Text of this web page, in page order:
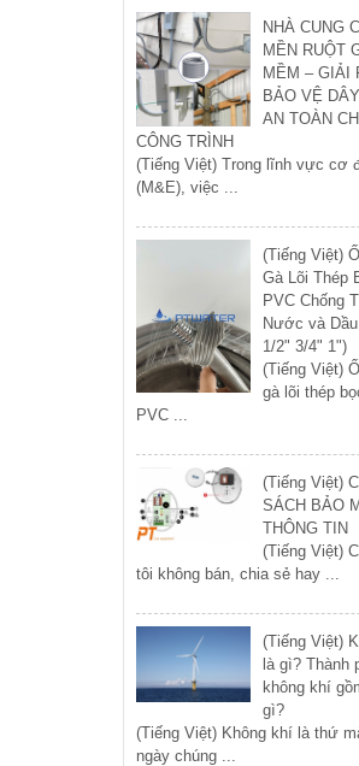
NHÀ CUNG
MỀN RUỘT
MỀM – GIẢI
BẢO VỆ
AN TOÀN
CÔNG TRÌNH
(Tiếng Việt) Trong lĩnh vực cơ
(M&E), việc ...
(Tiếng Việt)
Gà Lõi Thép
PVC Chống
Nước và
1/2" 3/4" 1")
(Tiếng Việt)
gà lõi thép
PVC ...
(Tiếng Việt)
SÁCH BẢO
THÔNG TIN
(Tiếng Việt)
tôi không bán, chia sẻ hay ...
(Tiếng Việt)
là gì? Thành
không khí
gì?
(Tiếng Việt) Không khí là thứ
ngày chúng ...